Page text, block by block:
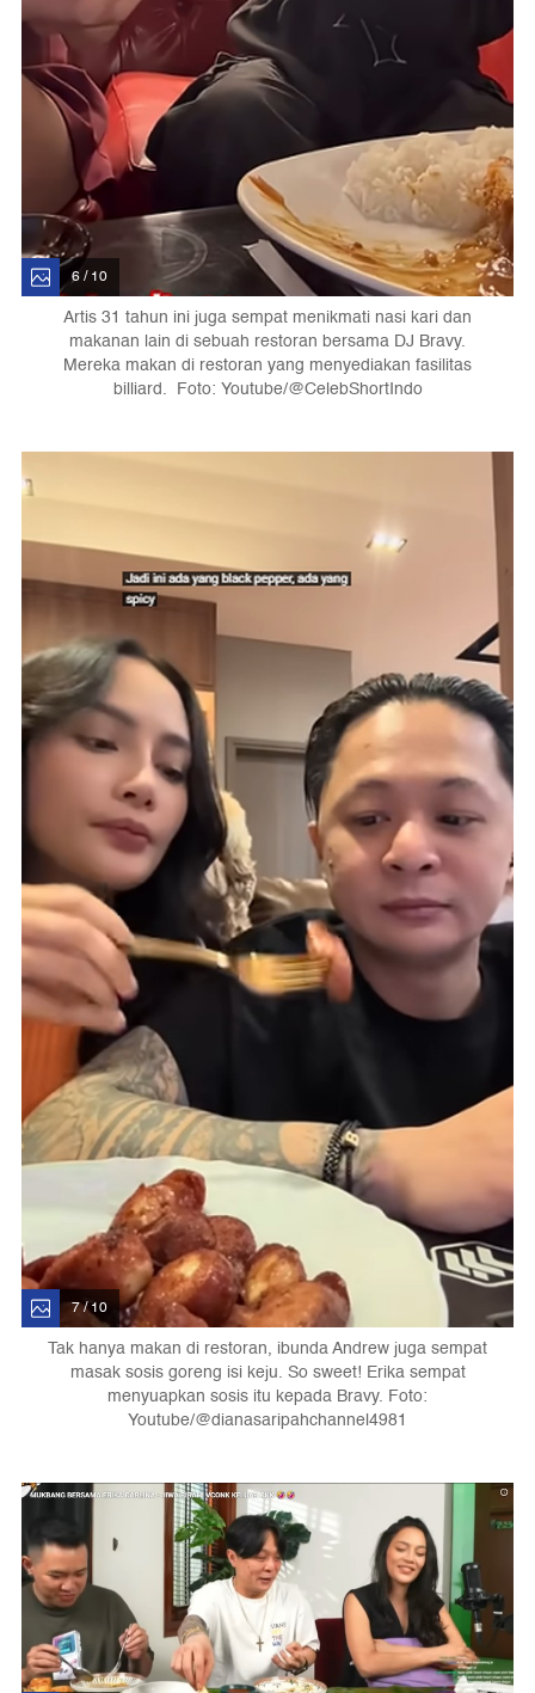
6 / 10
Artis 31 tahun ini juga sempat menikmati nasi kari dan
makanan lain di sebuah restoran bersama DJ Bravy.
Mereka makan di restoran yang menyediakan fasilitas
billiard. Foto: Youtube/@CelebShortIndo
7 / 10
Tak hanya makan di restoran, ibunda Andrew juga sempat
masak sosis goreng isi keju. So sweet! Erika sempat
menyuapkan sosis itu kepada Bravy. Foto:
Youtube/@dianasaripahchannel4981